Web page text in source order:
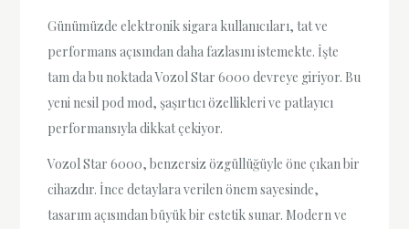
Günümüzde elektronik sigara kullanıcıları, tat ve
performans açısından daha fazlasını istemekte. İşte
tam da bu noktada Vozol Star 6000 devreye giriyor. Bu
yeni nesil pod mod, şaşırtıcı özellikleri ve patlayıcı
performansıyla dikkat çekiyor.
Vozol Star 6000, benzersiz özgüllüğüyle öne çıkan bir
cihazdır. İnce detaylara verilen önem sayesinde,
tasarım açısından büyük bir estetik sunar. Modern ve